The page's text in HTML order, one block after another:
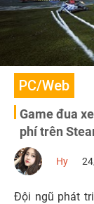
PC/Web
Game đua
phí trên
Hy
Đội ngũ phát